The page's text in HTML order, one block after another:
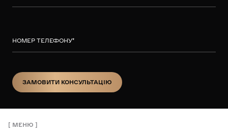
НОМЕР ТЕЛЕФОНУ*
ЗАМОВИТИ КОНСУЛЬТАЦІЮ
МЕНЮ